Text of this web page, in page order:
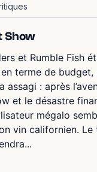
Show
et Rumble Fish
terme de
assagi : après
et le désastre
mégalo
vin californien.